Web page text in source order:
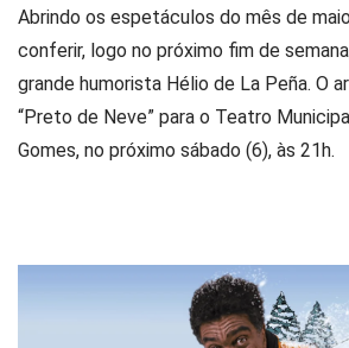
Abrindo os espetáculos do mês de
conferir, logo no próximo fim de
grande humorista Hélio de La Peña. O
“Preto de Neve” para o Teatro
Gomes, no próximo sábado (6), às 21h.